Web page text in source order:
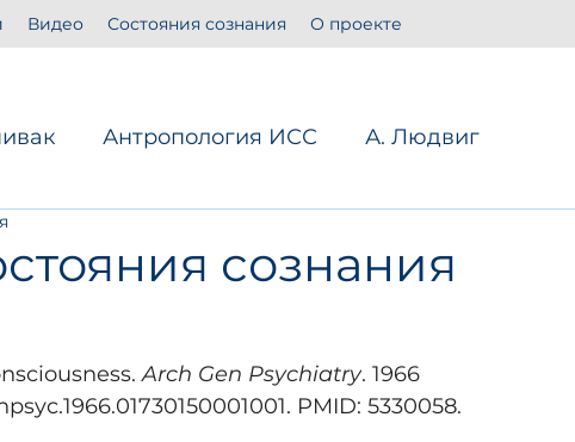
Видео Состояния сознания О проекте
Антропология ИСС А. Людвиг
и психопатология
сознания
Arch Gen Psychiatry. 1966
PMID: 5330058.